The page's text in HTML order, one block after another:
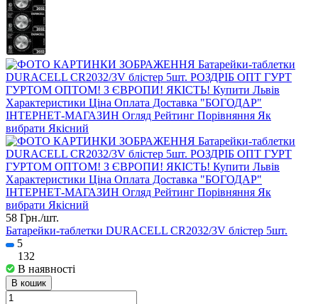
58 Грн./шт.
Батарейки-таблетки DURACELL CR2032/3V блістер 5шт.
5
132
В наявності
В кошик